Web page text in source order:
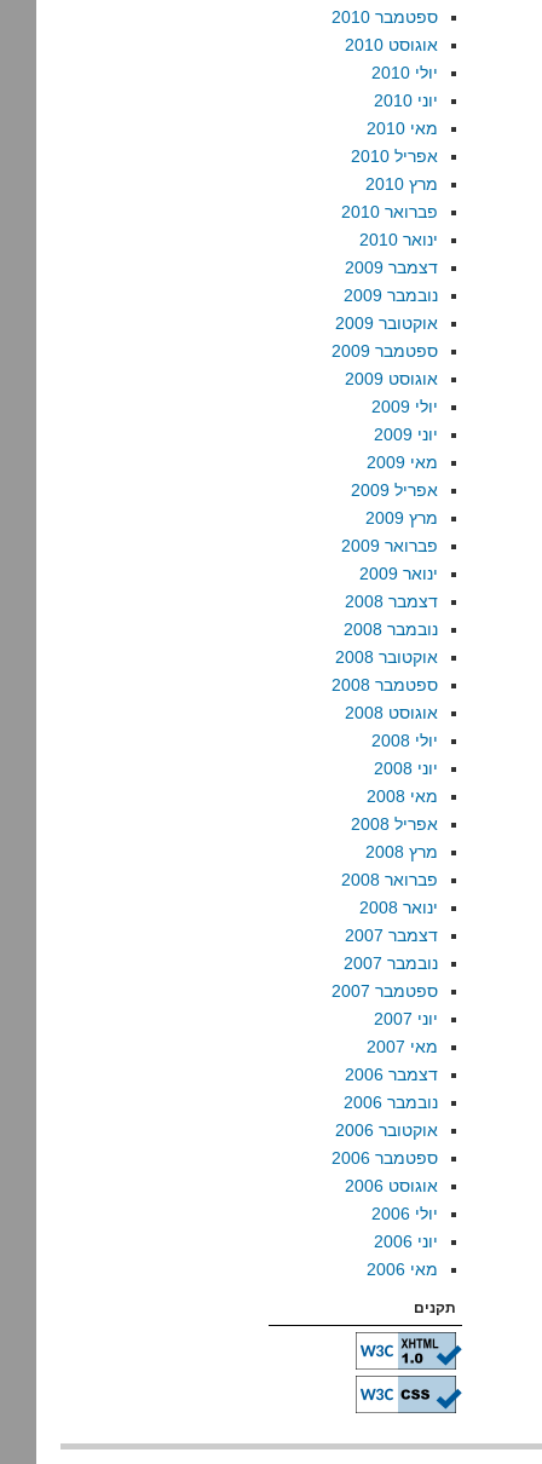
ספטמבר 2010
אוגוסט 2010
יולי 2010
יוני 2010
מאי 2010
אפריל 2010
מרץ 2010
פברואר 2010
ינואר 2010
דצמבר 2009
נובמבר 2009
אוקטובר 2009
ספטמבר 2009
אוגוסט 2009
יולי 2009
יוני 2009
מאי 2009
אפריל 2009
מרץ 2009
פברואר 2009
ינואר 2009
דצמבר 2008
נובמבר 2008
אוקטובר 2008
ספטמבר 2008
אוגוסט 2008
יולי 2008
יוני 2008
מאי 2008
אפריל 2008
מרץ 2008
פברואר 2008
ינואר 2008
דצמבר 2007
נובמבר 2007
ספטמבר 2007
יוני 2007
מאי 2007
דצמבר 2006
נובמבר 2006
אוקטובר 2006
ספטמבר 2006
אוגוסט 2006
יולי 2006
יוני 2006
מאי 2006
תקנים